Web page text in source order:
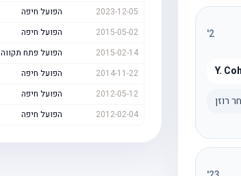
2
'
Y.
רוזן
2023-12-05
הפועל חיפה
2015-05-02
הפועל חיפה
2015-02-14
הפועל פתח תקווה
2014-11-22
הפועל חיפה
2012-05-12
הפועל חיפה
2012-02-04
הפועל חיפה